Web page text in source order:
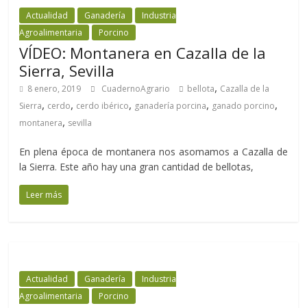
Actualidad Ganadería
Industria
Agroalimentaria
Porcino
VÍDEO: Montanera en Cazalla de la
Sierra, Sevilla
8 enero, 2019 CuadernoAgrario bellota, Cazalla de la
Sierra, cerdo, cerdo ibérico, ganadería porcina, ganado porcino,
montanera, sevilla
En plena época de montanera nos asomamos a Cazalla de
la Sierra. Este año hay una gran cantidad de bellotas,
Leer más
Actualidad Ganadería
Industria
Agroalimentaria
Porcino